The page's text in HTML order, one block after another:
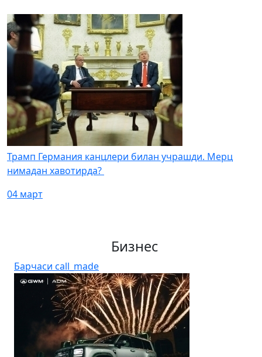
Трамп Германия канцлери билан учрашди. Мерц
нимадан хавотирда?
04 март
Бизнес
Барчаси call_made